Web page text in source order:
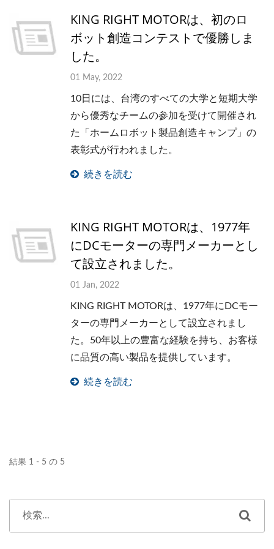
KING RIGHT MOTORは、初のロ
ボット創造コンテストで優勝しま
した。
01 May, 2022
10日には、台湾のすべての大学と短期大学
から優秀なチームの参加を受けて開催され
た「ホームロボット製品創造キャンプ」の
表彰式が行われました。
続きを読む
KING RIGHT MOTORは、1977年
にDCモーターの専門メーカーとし
て設立されました。
01 Jan, 2022
KING RIGHT MOTORは、1977年にDCモー
ターの専門メーカーとして設立されまし
た。50年以上の豊富な経験を持ち、お客様
に品質の高い製品を提供しています。
続きを読む
結果 1 - 5 の 5